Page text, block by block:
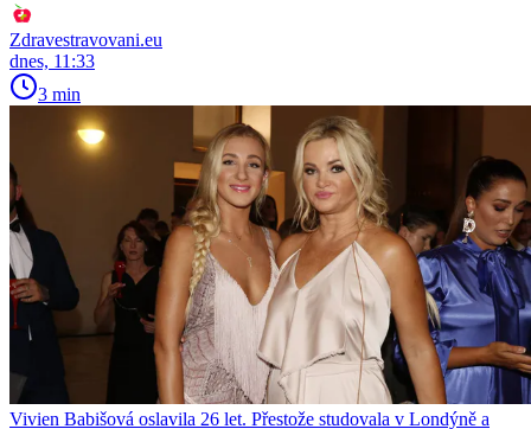
Zdravestravovani.eu
dnes, 11:33
3 min
Vivien Babišová oslavila 26 let. Přestože studovala v Londýně a